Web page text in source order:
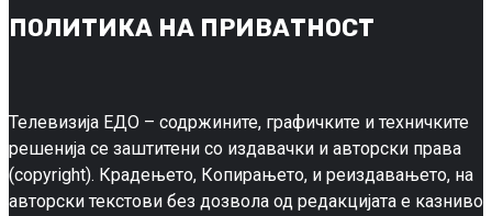
ПОЛИТИКА НА ПРИВАТНОСТ
Телевизија ЕДО – содржините, графичките и техничките
решенија се заштитени со издавачки и авторски права
(copyright). Крадењето, Копирањето, и реиздавањето, на
авторски текстови без дозвола од редакцијата е казниво